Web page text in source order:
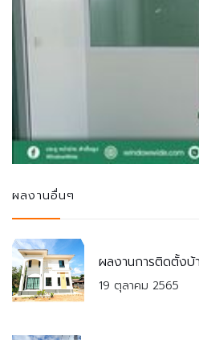
ผลงานอื่นๆ
ผลงานการติดตั้ง
19 ตุลาคม 2565